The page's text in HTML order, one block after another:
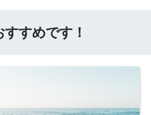
すめです！